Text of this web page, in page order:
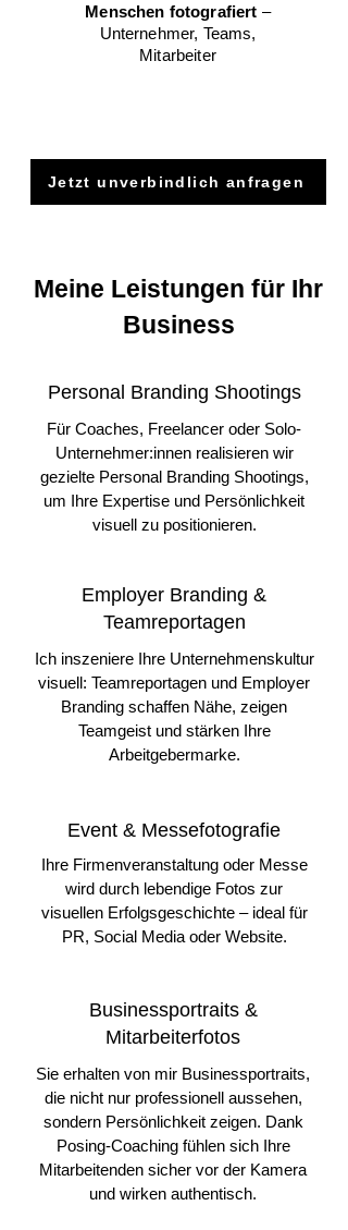
Menschen fotografiert –
Unternehmer, Teams,
Mitarbeiter
Jetzt unverbindlich anfragen
Meine Leistungen für Ihr
Business
Personal Branding Shootings
Für Coaches, Freelancer oder Solo-
Unternehmer:innen realisieren wir
gezielte Personal Branding Shootings,
um Ihre Expertise und Persönlichkeit
visuell zu positionieren.
Employer Branding &
Teamreportagen
Ich inszeniere Ihre Unternehmenskultur
visuell: Teamreportagen und Employer
Branding schaffen Nähe, zeigen
Teamgeist und stärken Ihre
Arbeitgebermarke.
Event & Messefotografie
Ihre Firmenveranstaltung oder Messe
wird durch lebendige Fotos zur
visuellen Erfolgsgeschichte – ideal für
PR, Social Media oder Website.
Businessportraits &
Mitarbeiterfotos
Sie erhalten von mir Businessportraits,
die nicht nur professionell aussehen,
sondern Persönlichkeit zeigen. Dank
Posing-Coaching fühlen sich Ihre
Mitarbeitenden sicher vor der Kamera
und wirken authentisch.